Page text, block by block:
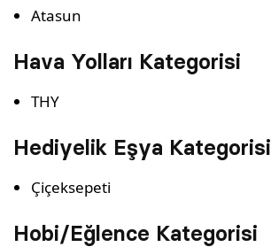
Atasun
Hava Yolları Kategorisi
THY
Hediyelik Eşya Kategorisi
Çiçeksepeti
Hobi/Eğlence Kategorisi